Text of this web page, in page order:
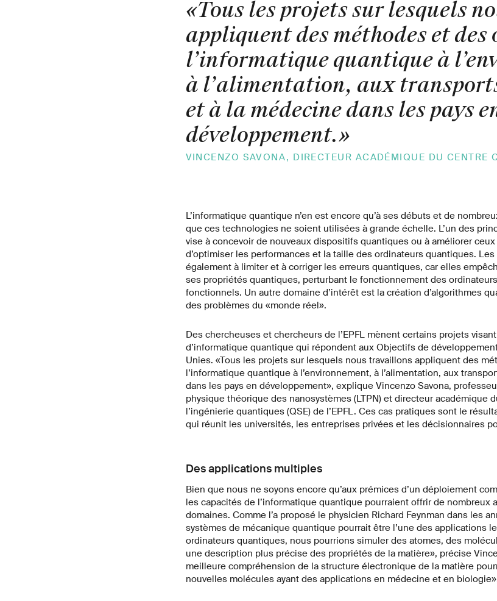
«Tous les projets sur lesquels
appliquent des méthodes et des
l’informatique quantique à
à l’alimentation, aux
et à la médecine dans les pays
développement.»
VINCENZO SAVONA, DIRECTEUR ACADÉMIQUE DU CENTRE
L’informatique quantique n’en est encore qu’à ses débuts et de
que ces technologies ne soient utilisées à grande échelle. L’un des
vise à concevoir de nouveaux dispositifs quantiques ou à améliorer
d’optimiser les performances et la taille des ordinateurs quantiques.
également à limiter et à corriger les erreurs quantiques, car elles
ses propriétés quantiques, perturbant le fonctionnement des
fonctionnels. Un autre domaine d’intérêt est la création d’algorithmes
des problèmes du «monde réel».
Des chercheuses et chercheurs de l’EPFL mènent certains projets
d’informatique quantique qui répondent aux Objectifs de
Unies. «Tous les projets sur lesquels nous travaillons appliquent des
l’informatique quantique à l’environnement, à l’alimentation, aux
dans les pays en développement», explique Vincenzo Savona,
physique théorique des nanosystèmes (LTPN) et directeur académique
l’ingénierie quantiques (QSE) de l’EPFL. Ces cas pratiques sont le
qui réunit les universités, les entreprises privées et les décisionnaires
Des applications multiples
Bien que nous ne soyons encore qu’aux prémices d’un déploiement
les capacités de l’informatique quantique pourraient offrir de nombreux
domaines. Comme l’a proposé le physicien Richard Feynman dans les
systèmes de mécanique quantique pourrait être l’une des applications
ordinateurs quantiques, nous pourrions simuler des atomes, des
une description plus précise des propriétés de la matière», précise
meilleure compréhension de la structure électronique de la matière
nouvelles molécules ayant des applications en médecine et en